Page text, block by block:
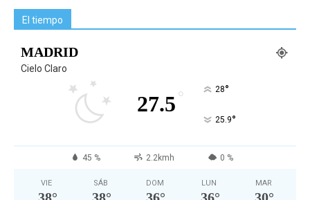
El tiempo
MADRID
Cielo Claro
27.5 ° 28°
25.9°
45 % 2.2kmh 0 %
VIE SÁB DOM LUN MAR